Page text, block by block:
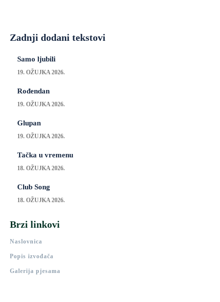
Zadnji dodani tekstovi
Samo ljubili
19. OŽUJKA 2026.
Rođendan
19. OŽUJKA 2026.
Glupan
19. OŽUJKA 2026.
Tačka u vremenu
18. OŽUJKA 2026.
Club Song
18. OŽUJKA 2026.
Brzi linkovi
Naslovnica
Popis izvođača
Galerija pjesama